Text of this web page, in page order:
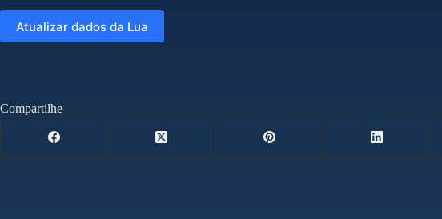
Compartilhe